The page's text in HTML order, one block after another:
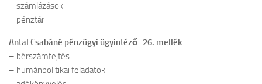
– számlázások
– pénztár
Antal Csabáné pénzügyi ügyintéző- 26. mellék
– bérszámfejtés
– humánpolitikai feladatok